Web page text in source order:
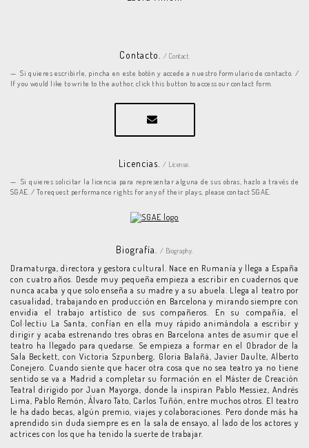
Contacto. / Contact.
Si quieres escribirle, pincha en este botón y accede a nuestro formulario de contacto. /
If you would like to write to the author, click this button to access our contact form.
Licencias. / License.
Si quieres solicitar la licencia para representar alguna de sus obras, hazlo a través de
SGAE. / To request performance rights for any of their plays, please contact SGAE.
Biografía. / Biography.
Dramaturga, directora y gestora cultural. Nace en Rumanía y llega a España
con cuatro años. Desde muy pequeña empieza a escribir en cuadernos que
nunca acaba y que solo enseña a su madre y a su abuela. Llega al teatro por
casualidad, trabajando en producción en Barcelona y mirando siempre con
envidia el trabajo artístico de sus compañeros. En su compañía, el
Col·lectiu La Santa, confían en ella muy rápido animándola a escribir y
dirigir y acaba estrenando tres obras en Barcelona antes de asumir que el
teatro ha llegado para quedarse. Se empieza a formar en el Obrador de la
Sala Beckett, con Victoria Szpunberg, Gloria Balañà, Javier Daulte, Alberto
Conejero. Cuando siente que hacer otra cosa que no sea teatro ya no tiene
sentido se va a Madrid a completar su formación en el Máster de Creación
Teatral dirigido por Juan Mayorga, donde la inspiran Pablo Messiez, Andrés
Lima, Pablo Remón, Álvaro Tato, Carlos Tuñón, entre muchos otros. El teatro
le ha dado becas, algún premio, viajes y colaboraciones. Pero donde más ha
aprendido sin duda siempre es en la sala de ensayo, al lado de los actores y
actrices con los que ha tenido la suerte de trabajar.